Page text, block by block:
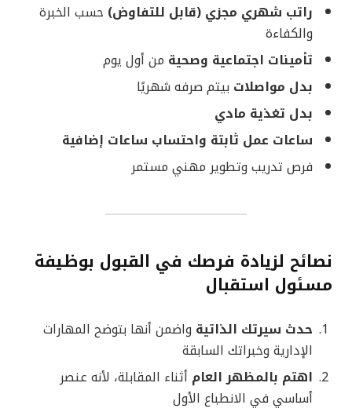
راتب شهري مجزي (قابل للتفاوض) حسب الخبرة
والكفاءة
تأمينات اجتماعية وصحية من أول يوم
بدل مواصلات بيتم صرفه شهريًا
بدل تغذية مادي
ساعات عمل ثابتة واحتساب ساعات إضافية
فرص تدريب وتطوير مهني مستمر
نصائح لزيادة فرصك في القبول بوظيفة
مسئول استقبال
حدث سيرتك الذاتية واضمن أنها بتوضح المهارات
الإدارية وخبراتك السابقة
اهتم بالمظهر العام أثناء المقابلة، لأنه عنصر
أساسي في الانطباع الأول